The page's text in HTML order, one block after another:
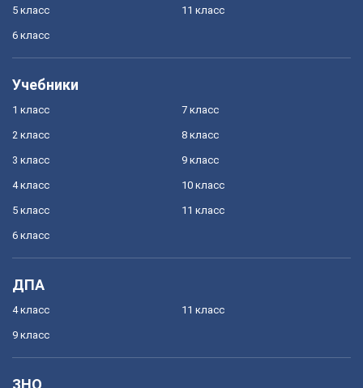
5 класс
6 класс
11 класс
Учебники
1 класс
2 класс
3 класс
4 класс
5 класс
6 класс
7 класс
8 класс
9 класс
10 класс
11 класс
ДПА
4 класс
9 класс
11 класс
ЗНО